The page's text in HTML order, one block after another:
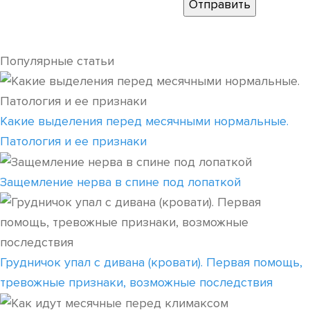
Популярные статьи
Какие выделения перед месячными нормальные.
Патология и ее признаки
Защемление нерва в спине под лопаткой
Грудничок упал с дивана (кровати). Первая помощь,
тревожные признаки, возможные последствия